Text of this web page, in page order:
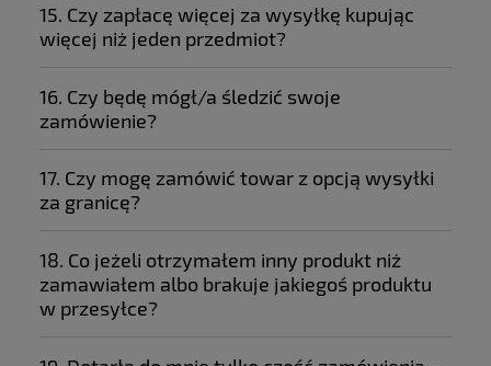
15. Czy zapłacę więcej za wysyłkę kupując
więcej niż jeden przedmiot?
16. Czy będę mógł/a śledzić swoje
zamówienie?
17. Czy mogę zamówić towar z opcją wysyłki
za granicę?
18. Co jeżeli otrzymałem inny produkt niż
zamawiałem albo brakuje jakiegoś produktu
w przesyłce?